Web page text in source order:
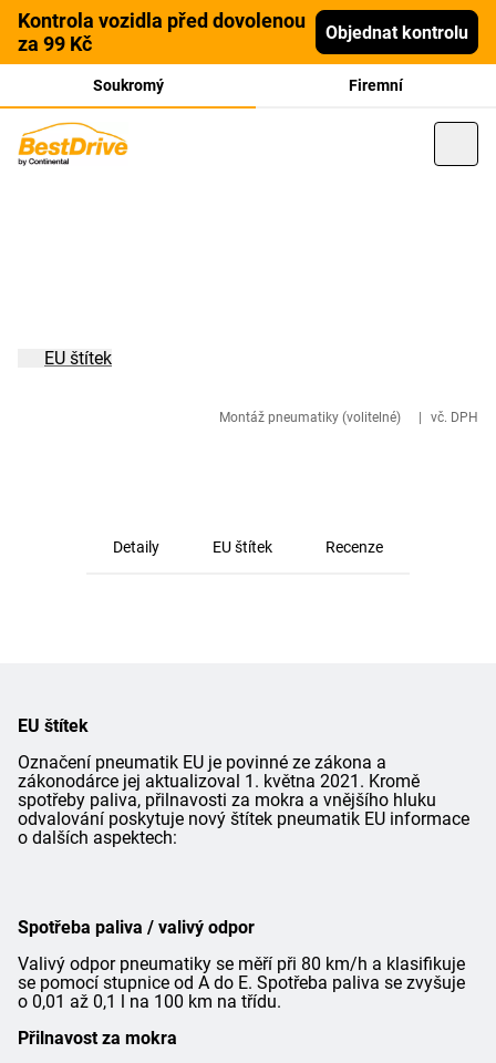
Kontrola vozidla před dovolenou
za 99 Kč
Objednat kontrolu
Soukromý Firemní
Montáž pneumatiky (volitelné) vč. DPH
EU štítek
Detaily EU štítek Recenze
EU štítek
Označení pneumatik EU je povinné ze zákona a
zákonodárce jej aktualizoval 1. května 2021. Kromě
spotřeby paliva, přilnavosti za mokra a vnějšího hluku
odvalování poskytuje nový štítek pneumatik EU informace
o dalších aspektech:
Spotřeba paliva / valivý odpor
Valivý odpor pneumatiky se měří při 80 km/h a klasifikuje
se pomocí stupnice od A do E. Spotřeba paliva se zvyšuje
o 0,01 až 0,1 l na 100 km na třídu.
Přilnavost za mokra